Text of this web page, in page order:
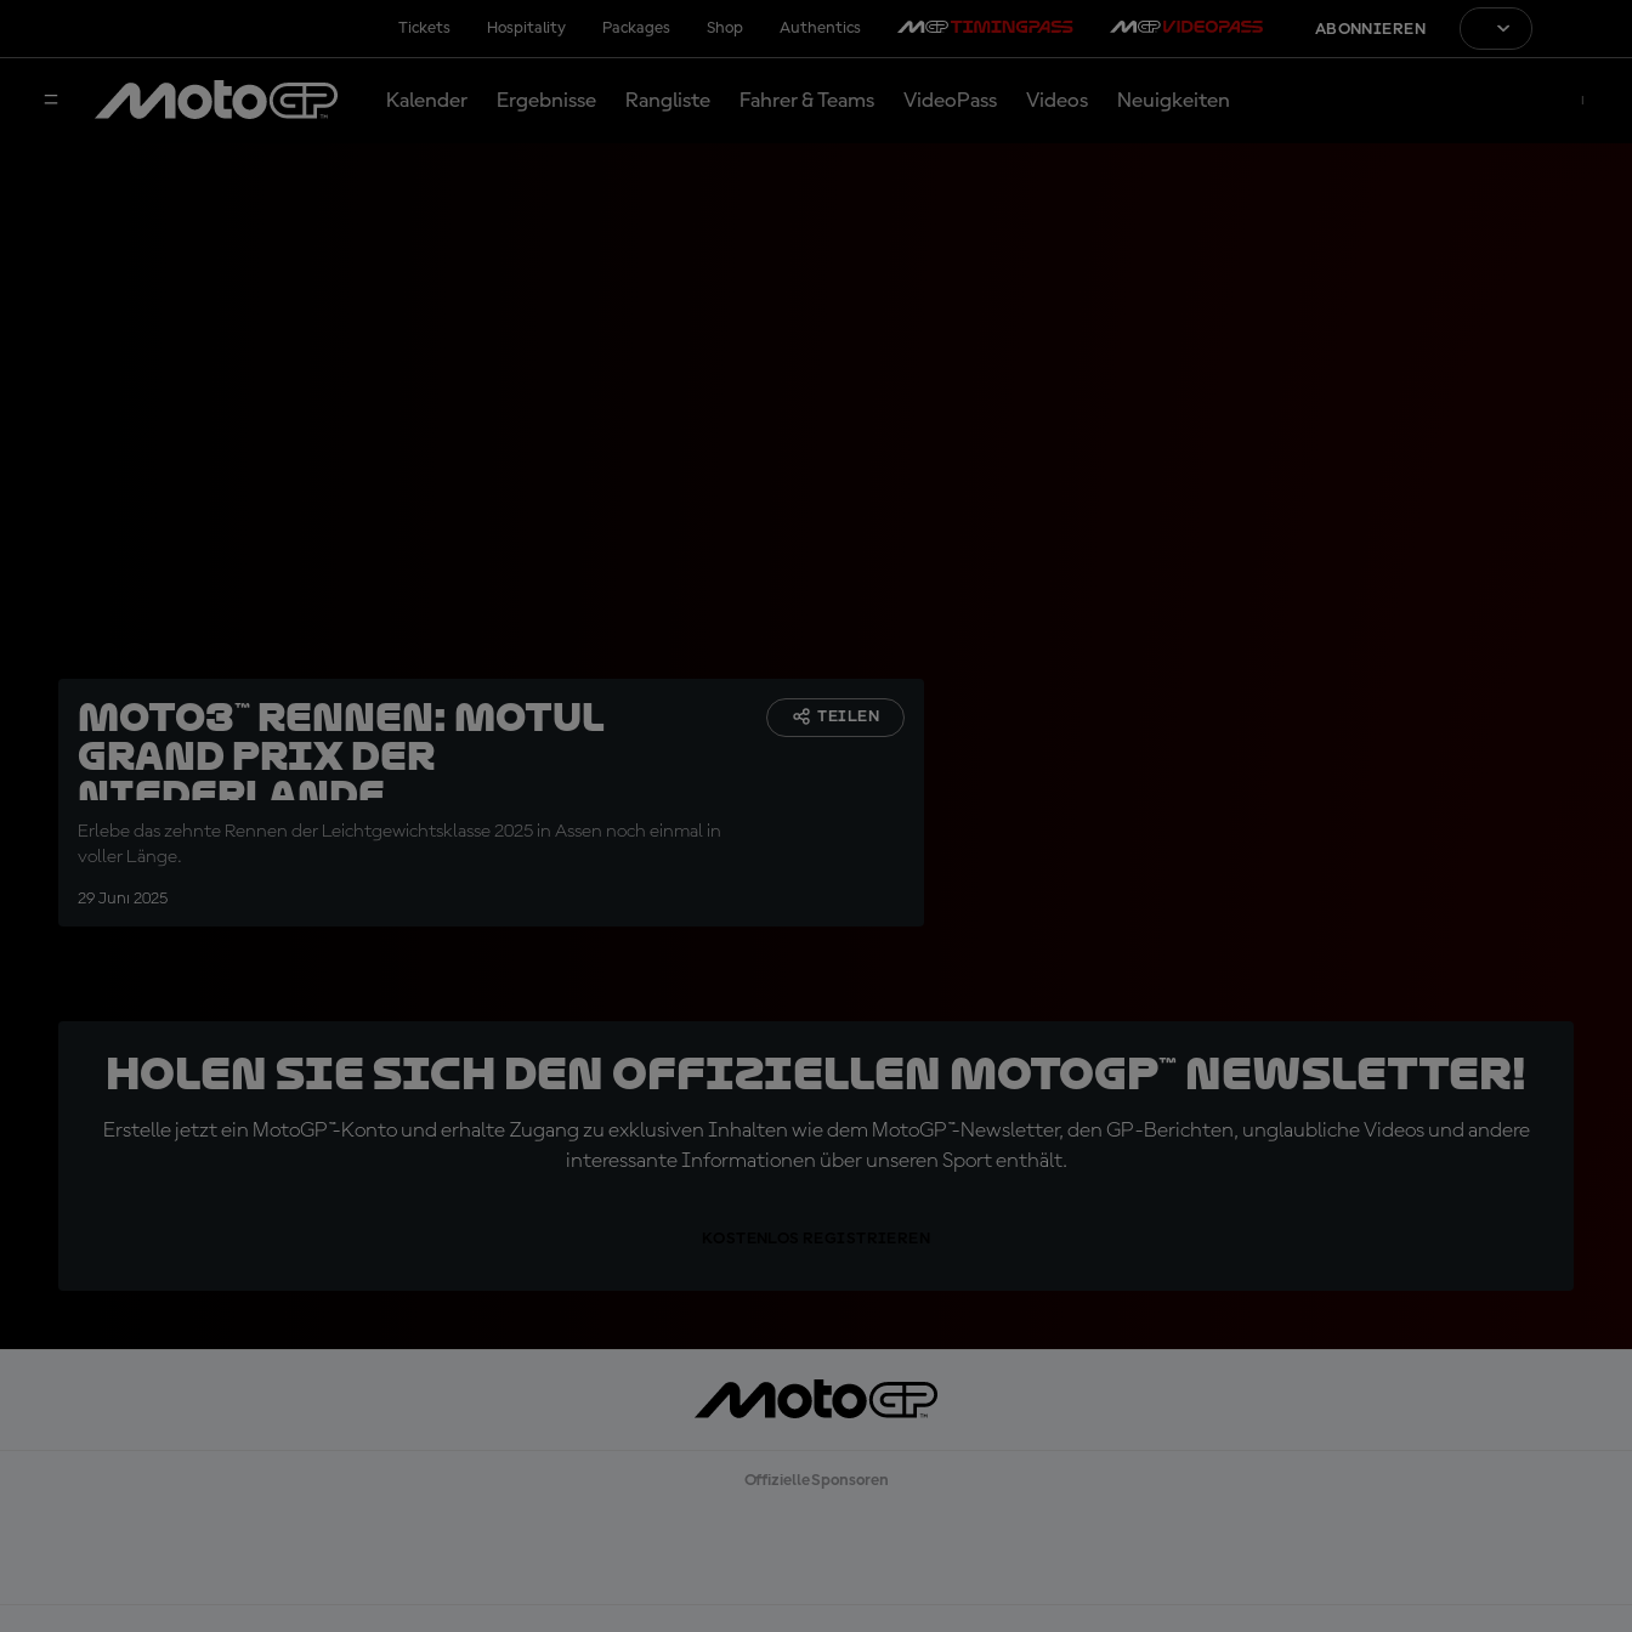
Tickets Hospitality Packages Shop Authentics ABONNIEREN
Kalender Ergebnisse Rangliste Fahrer & Teams VideoPass Videos Neuigkeiten
Moto3™ Rennen: Motul
Grand Prix der
Niederlande
Erlebe das zehnte Rennen der Leichtgewichtsklasse 2025 in Assen noch einmal in
voller Länge.
29 Juni 2025
TEILEN
Holen Sie sich den offiziellen MotoGP™ Newsletter!
Erstelle jetzt ein MotoGP™-Konto und erhalte Zugang zu exklusiven Inhalten wie dem MotoGP™-Newsletter, den GP-Berichten, unglaubliche Videos und andere
interessante Informationen über unseren Sport enthält.
Offizielle Sponsoren